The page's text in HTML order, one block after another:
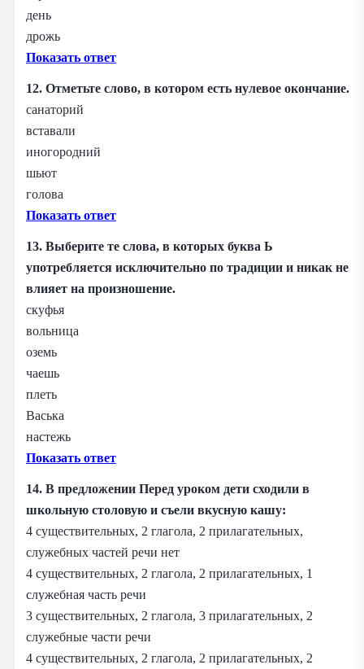
день
дрожь
Показать ответ
12. Отметьте слово, в котором есть нулевое окончание.
санаторий
вставали
иногородний
шьют
голова
Показать ответ
13. Выберите те слова, в которых буква Ь
употребляется исключительно по традиции и никак не
влияет на произношение.
скуфья
вольница
оземь
чаешь
плеть
Васька
настежь
Показать ответ
14. В предложении Перед уроком дети сходили в
школьную столовую и съели вкусную кашу:
4 существительных, 2 глагола, 2 прилагательных,
служебных частей речи нет
4 существительных, 2 глагола, 2 прилагательных, 1
служебная часть речи
3 существительных, 2 глагола, 3 прилагательных, 2
служебные части речи
4 существительных, 2 глагола, 2 прилагательных, 2